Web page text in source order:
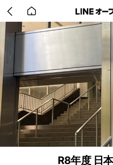
back
to
home
R8年度 日